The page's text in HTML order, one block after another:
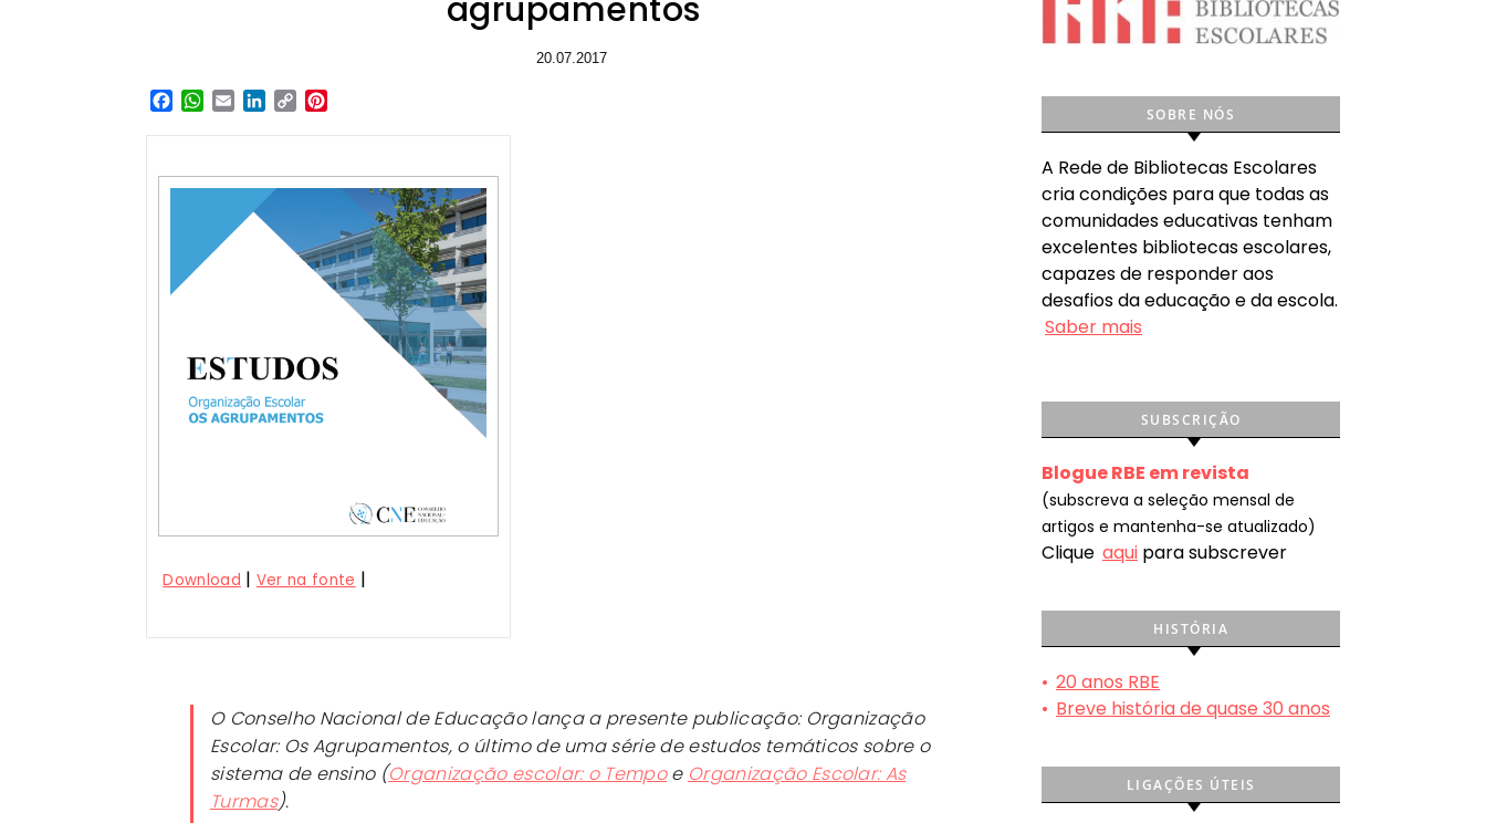
agrupamentos
20.07.2017
Facebook
WhatsApp
EmailLinkedIn
Copy
Download | Ver na fonte |
O Conselho Nacional de Educação lança a presente publicação: Organização
Escolar: Os Agrupamentos, o último de uma série de estudos temáticos sobre o
sistema de ensino (Organização escolar: o Tempoe Organização Escolar: As
Turmas).
SOBRE NÓS
A Rede de Bibliotecas Escolares
cria condições para que todas as
comunidades educativas tenham
excelentes bibliotecas escolares,
capazes de responder aos
desafios da educação e da escola.
Saber mais
SUBSCRIÇÃO
Blogue RBE em revista
(subscreva a seleção mensal de
artigos e mantenha-se atualizado)
Clique aqui para subscrever
HISTÓRIA
• 20 anos RBE
• Breve história de quase 30 anos
LIGAÇÕES ÚTEIS